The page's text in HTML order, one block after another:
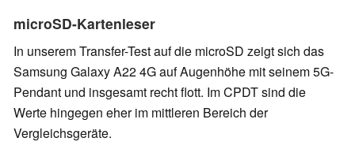
microSD-Kartenleser
In unserem Transfer-Test auf die microSD zeigt sich das
Samsung Galaxy A22 4G auf Augenhöhe mit seinem 5G-
Pendant und insgesamt recht flott. Im CPDT sind die
Werte hingegen eher im mittleren Bereich der
Vergleichsgeräte.